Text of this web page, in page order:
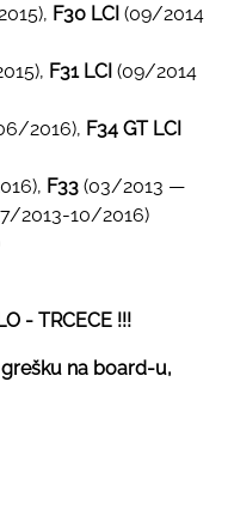
F30 LCI (09/2014
F31 LCI (09/2014
2016), F34 GT LCI
F33 (03/2013 —
2013-10/2016)
- TRCECE !!!
na board-u,